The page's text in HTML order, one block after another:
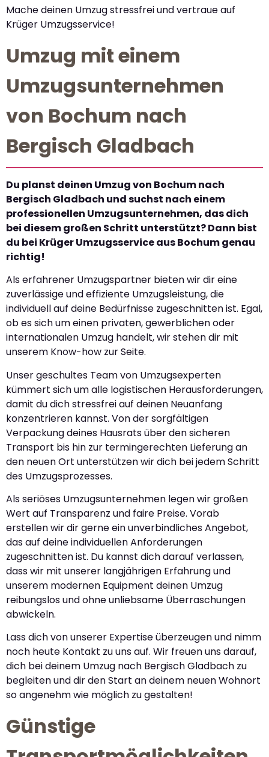
Mache deinen Umzug stressfrei und vertraue auf
Krüger Umzugsservice!
Umzug mit einem
Umzugsunternehmen
von Bochum nach
Bergisch Gladbach
Du planst deinen Umzug von Bochum nach
Bergisch Gladbach und suchst nach einem
professionellen Umzugsunternehmen, das dich
bei diesem großen Schritt unterstützt? Dann bist
du bei Krüger Umzugsservice aus Bochum genau
richtig!
Als erfahrener Umzugspartner bieten wir dir eine
zuverlässige und effiziente Umzugsleistung, die
individuell auf deine Bedürfnisse zugeschnitten ist. Egal,
ob es sich um einen privaten, gewerblichen oder
internationalen Umzug handelt, wir stehen dir mit
unserem Know-how zur Seite.
Unser geschultes Team von Umzugsexperten
kümmert sich um alle logistischen Herausforderungen,
damit du dich stressfrei auf deinen Neuanfang
konzentrieren kannst. Von der sorgfältigen
Verpackung deines Hausrats über den sicheren
Transport bis hin zur termingerechten Lieferung an
den neuen Ort unterstützen wir dich bei jedem Schritt
des Umzugsprozesses.
Als seriöses Umzugsunternehmen legen wir großen
Wert auf Transparenz und faire Preise. Vorab
erstellen wir dir gerne ein unverbindliches Angebot,
das auf deine individuellen Anforderungen
zugeschnitten ist. Du kannst dich darauf verlassen,
dass wir mit unserer langjährigen Erfahrung und
unserem modernen Equipment deinen Umzug
reibungslos und ohne unliebsame Überraschungen
abwickeln.
Lass dich von unserer Expertise überzeugen und nimm
noch heute Kontakt zu uns auf. Wir freuen uns darauf,
dich bei deinem Umzug nach Bergisch Gladbach zu
begleiten und dir den Start an deinem neuen Wohnort
so angenehm wie möglich zu gestalten!
Günstige